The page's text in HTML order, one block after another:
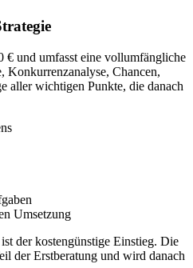
€ und umfasst eine vollumfängliche
Konkurrenzanalyse, Chancen,
aller wichtigen Punkte, die danach
Umsetzung
der kostengünstige Einstieg. Die
der Erstberatung und wird danach